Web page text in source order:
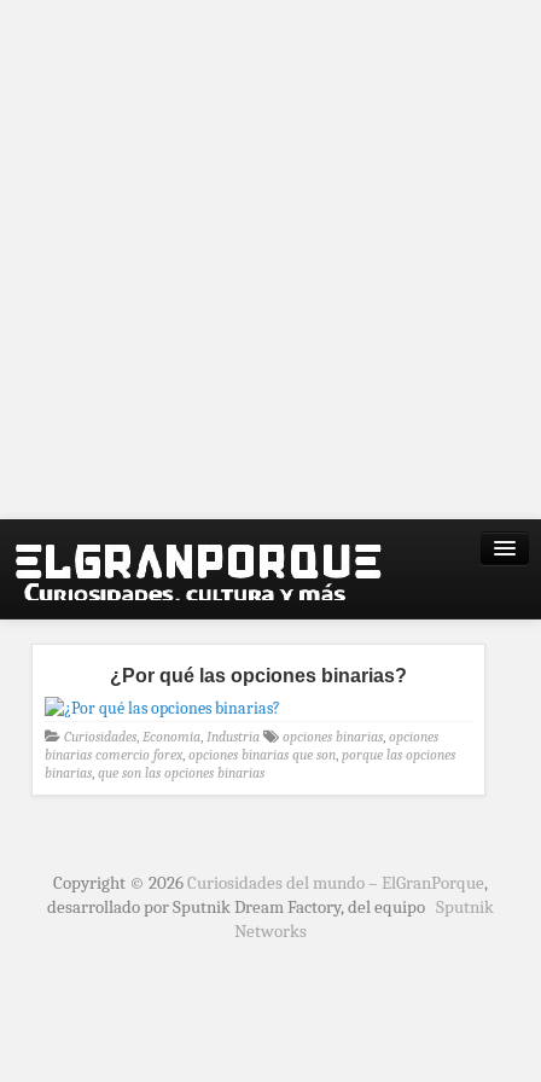
¿Por qué las opciones binarias?
Curiosidades, Economía, Industria opciones binarias, opciones
binarias comercio forex, opciones binarias que son, porque las opciones
binarias, que son las opciones binarias
Copyright © 2026Curiosidades del mundo – ElGranPorque,
desarrollado por Sputnik Dream Factory, del equipo Sputnik
Networks